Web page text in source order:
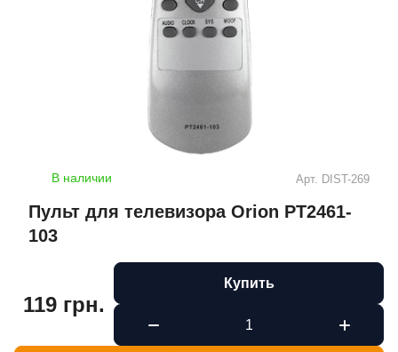
В наличии Арт. DIST-269
Пульт для телевизора Orion PT2461-
103
119 грн.
Купить